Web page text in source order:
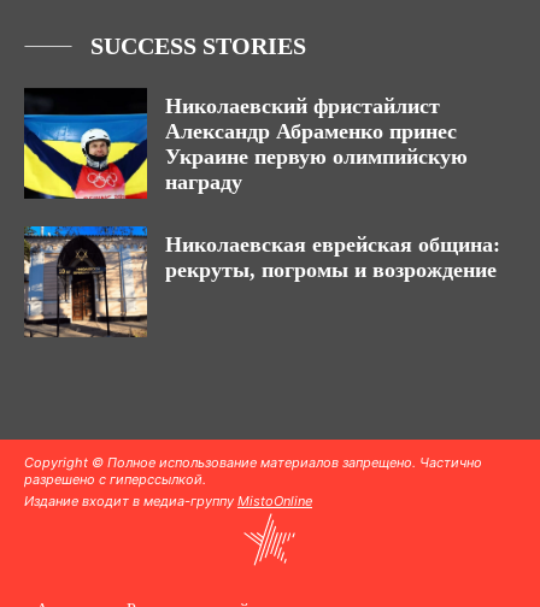
SUCCESS STORIES
Николаевский фристайлист
Александр Абраменко принес
Украине первую олимпийскую
награду
Николаевская еврейская община:
рекруты, погромы и возрождение
Copyright © Полное использование материалов запрещено. Частично
разрешено с гиперссылкой.
Издание входит в медиа-группу MistoOnline